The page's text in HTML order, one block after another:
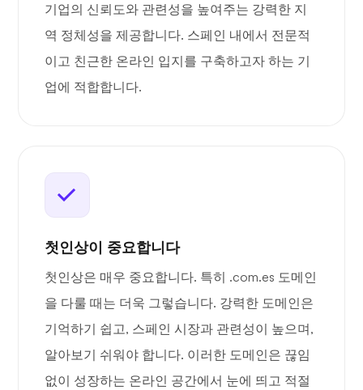
기업의 신뢰도와 관련성을 높여주는 강력한 지
역 정체성을 제공합니다. 스페인 내에서 전문적
이고 친근한 온라인 입지를 구축하고자 하는 기
업에 적합합니다.
첫인상이 중요합니다
첫인상은 매우 중요합니다. 특히 .com.es 도메인
을 다룰 때는 더욱 그렇습니다. 강력한 도메인은
기억하기 쉽고, 스페인 시장과 관련성이 높으며,
알아보기 쉬워야 합니다. 이러한 도메인은 끊임
없이 성장하는 온라인 공간에서 눈에 띄고 적절